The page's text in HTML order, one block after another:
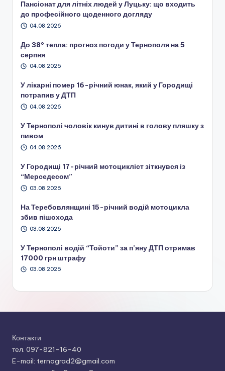
Пансіонат для літніх людей у Луцьку: що входить
до професійного щоденного догляду
04.08.2026
До 38° тепла: прогноз погоди у Тернополя на 5
серпня
04.08.2026
У лікарні помер 16-річний юнак, який у Городищі
потрапив у ДТП
04.08.2026
У Тернополі чоловік кинув дитині в голову пляшку з
пивом
04.08.2026
У Городищі 17-річний мотоцикліст зіткнувся із
“Мерседесом”
03.08.2026
На Теребовлянщині 15-річний водій мотоцикла
збив пішохода
03.08.2026
У Тернополі водій “Тойоти” за п’яну ДТП отримав
17000 грн штрафу
03.08.2026
Контакти
тел. 097-821-16-40
E-mail: ternograd2@gmail.com